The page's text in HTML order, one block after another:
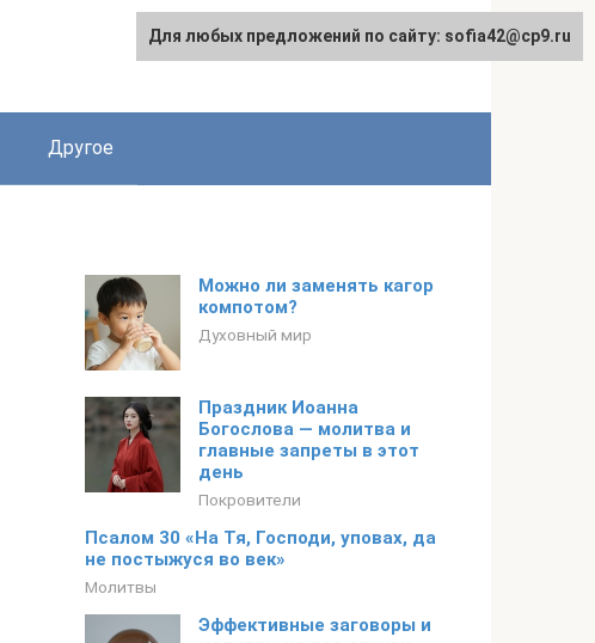
Другое
Можно ли заменять кагор
компотом?
Духовный мир
Праздник Иоанна
Богослова — молитва и
главные запреты в этот
день
Покровители
Псалом 30 «На Тя, Господи, уповах, да
не постыжуся во век»
Молитвы
Эффективные заговоры и
Для любых предложений по сайту: sofia42@cp9.ru